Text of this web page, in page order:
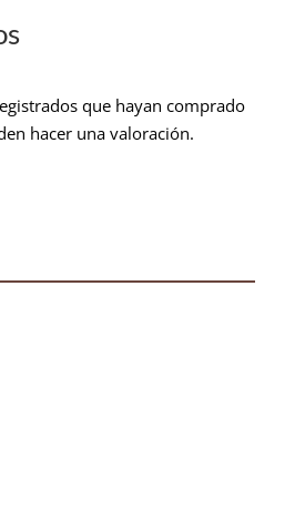
que hayan comprado
hacer una valoración.